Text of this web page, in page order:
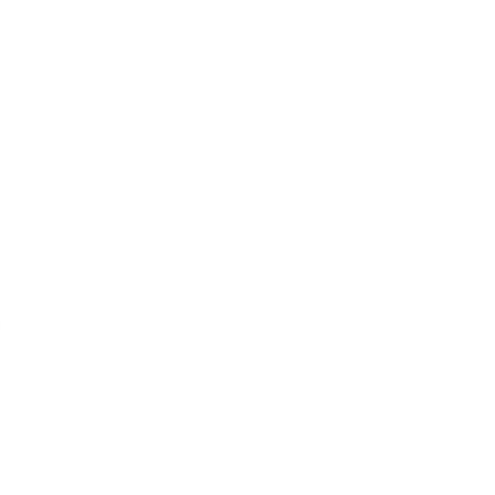
ламінує, має протиковзну
ламінує, має протиковзну